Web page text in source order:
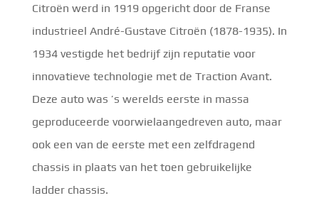
Citroën werd in 1919 opgericht door de Franse
industrieel André-Gustave Citroën (1878-1935). In
1934 vestigde het bedrijf zijn reputatie voor
innovatieve technologie met de Traction Avant.
Deze auto was ’s werelds eerste in massa
geproduceerde voorwielaangedreven auto, maar
ook een van de eerste met een zelfdragend
chassis in plaats van het toen gebruikelijke
ladder chassis.